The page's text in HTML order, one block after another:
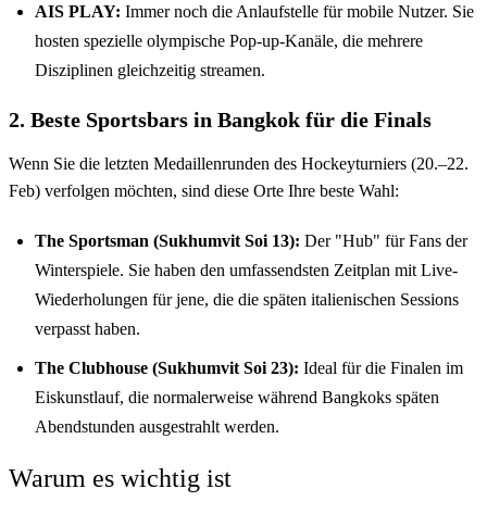
AIS PLAY: Immer noch die Anlaufstelle für mobile Nutzer. Sie
hosten spezielle olympische Pop-up-Kanäle, die mehrere
Disziplinen gleichzeitig streamen.
2. Beste Sportsbars in Bangkok für die Finals
Wenn Sie die letzten Medaillenrunden des Hockeyturniers (20.–22.
Feb) verfolgen möchten, sind diese Orte Ihre beste Wahl:
The Sportsman (Sukhumvit Soi 13): Der "Hub" für Fans der
Winterspiele. Sie haben den umfassendsten Zeitplan mit Live-
Wiederholungen für jene, die die späten italienischen Sessions
verpasst haben.
The Clubhouse (Sukhumvit Soi 23): Ideal für die Finalen im
Eiskunstlauf, die normalerweise während Bangkoks späten
Abendstunden ausgestrahlt werden.
Warum es wichtig ist